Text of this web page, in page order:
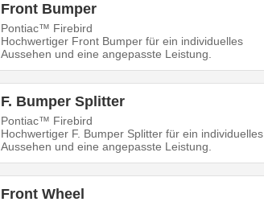
Front Bumper
Pontiac™ Firebird
Hochwertiger Front Bumper für ein individuelles
Aussehen und eine angepasste Leistung.
F. Bumper Splitter
Pontiac™ Firebird
Hochwertiger F. Bumper Splitter für ein individuelles
Aussehen und eine angepasste Leistung.
Front Wheel